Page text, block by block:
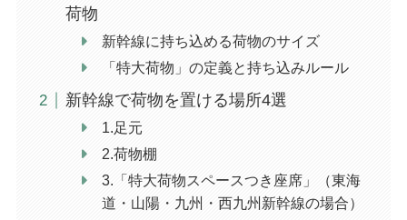
荷物
新幹線に持ち込める荷物のサイズ
「特大荷物」の定義と持ち込みルール
新幹線で荷物を置ける場所4選
1.足元
2.荷物棚
3.「特大荷物スペースつき座席」（東海
道・山陽・九州・西九州新幹線の場合）